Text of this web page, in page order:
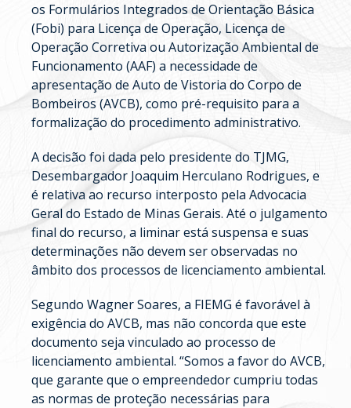
os Formulários Integrados de Orientação Básica
(Fobi) para Licença de Operação, Licença de
Operação Corretiva ou Autorização Ambiental de
Funcionamento (AAF) a necessidade de
apresentação de Auto de Vistoria do Corpo de
Bombeiros (AVCB), como pré-requisito para a
formalização do procedimento administrativo.
A decisão foi dada pelo presidente do TJMG,
Desembargador Joaquim Herculano Rodrigues, e
é relativa ao recurso interposto pela Advocacia
Geral do Estado de Minas Gerais. Até o julgamento
final do recurso, a liminar está suspensa e suas
determinações não devem ser observadas no
âmbito dos processos de licenciamento ambiental.
Segundo Wagner Soares, a FIEMG é favorável à
exigência do AVCB, mas não concorda que este
documento seja vinculado ao processo de
licenciamento ambiental. “Somos a favor do AVCB,
que garante que o empreendedor cumpriu todas
as normas de proteção necessárias para